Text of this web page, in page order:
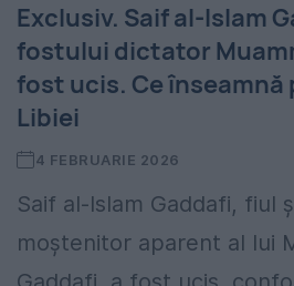
Exclusiv. Saif al-Islam
fostului dictator
fost ucis. Ce
Libiei
4 FEBRUARIE 2026
Saif al-Islam Gaddafi, fiul
moștenitor aparent al lui